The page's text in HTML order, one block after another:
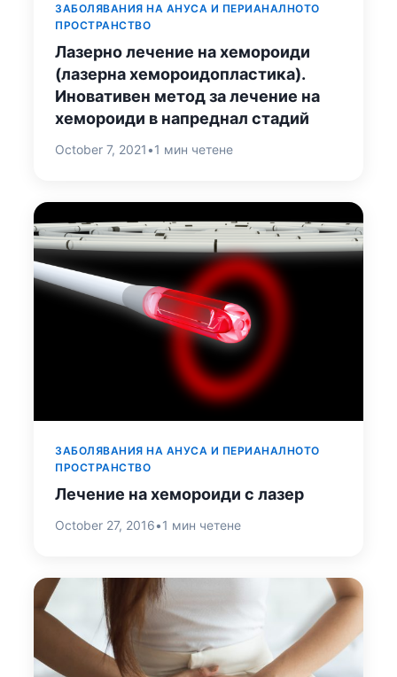
ЗАБОЛЯВАНИЯ НА АНУСА И ПЕРИАНАЛНОТО
ПРОСТРАНСТВО
Лазерно лечение на хемороиди
(лазерна хемороидопластика).
Иновативен метод за лечение на
хемороиди в напреднал стадий
October 7, 2021 •1 мин четене
ЗАБОЛЯВАНИЯ НА АНУСА И ПЕРИАНАЛНОТО
ПРОСТРАНСТВО
Лечение на хемороиди с лазер
October 27, 2016•1 мин четене